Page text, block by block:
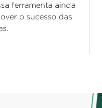
ferramenta ainda
o sucesso das